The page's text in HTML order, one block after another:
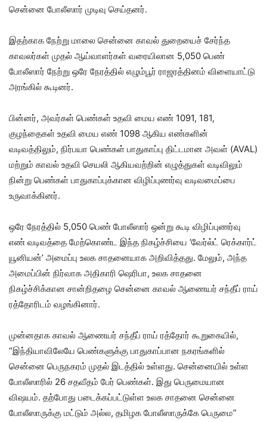
சென்னை போலீஸார் முடிவு செய்தனர்.
இதற்காக நேற்று மாலை சென்னை காவல் துறையைச் சேர்ந்த
காவலர்கள் முதல் ஆய்வாளர்கள் வரையிலான 5,050 பெண்
போலீஸார் நேற்று ஒரே நேரத்தில் எழும்பூர் ராஜரத்தினம் விளையாட்டு
அரங்கில் கூடினர்.
பின்னர், அவர்கள் பெண்கள் உதவி மைய எண் 1091, 181,
குழந்தைகள் உதவி மைய எண் 1098 ஆகிய எண்களின்
வடிவத்திலும், நிர்பயா பெண்கள் பாதுகாப்பு திட்டமான அவள் (AVAL)
மற்றும் காவல் உதவி செயலி ஆகியவற்றின் எழுத்துகள் வடிவிலும்
நின்று பெண்கள் பாதுகாப்புக்கான விழிப்புணர்வு வடிவமைப்பை
உருவாக்கினர்.
ஒரே நேரத்தில் 5,050 பெண் போலீஸார் ஒன்று கூடி விழிப்புணர்வு
எண் வடிவத்தை மேற்கொண்ட இந்த நிகழ்ச்சியை ‘வேர்ல்ட் ரெக்கார்ட்
யூனியன்’ அமைப்பு உலக சாதனையாக அறிவித்தது. மேலும், அந்த
அமைப்பின் நிர்வாக அதிகாரி ஷெரிபா, உலக சாதனை
நிகழ்ச்சிக்கான சான்றிதழை சென்னை காவல் ஆணையர் சந்தீப் ராய்
ரத்தோரிடம் வழங்கினார்.
முன்னதாக காவல் ஆணையர் சந்தீப் ராய் ரத்தோர் கூறுகையில்,
“இந்தியாவிலேயே பெண்களுக்கு பாதுகாப்பான நகரங்களில்
சென்னை பெருநகரம் முதல் இடத்தில் உள்ளது. சென்னையில் உள்ள
போலீஸாரில் 26 சதவீதம் பேர் பெண்கள். இது பெருமையான
விஷயம். தற்போது படைக்கப்பட்டுள்ள உலக சாதனை சென்னை
போலீஸாருக்கு மட்டும் அல்ல, தமிழக போலீஸாருக்கே பெருமை”